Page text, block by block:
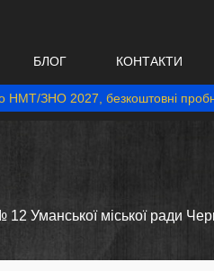
БЛОГ КОНТАКТИ
НМТ/ЗНО 2027, безкоштовні
Уманської міської ради